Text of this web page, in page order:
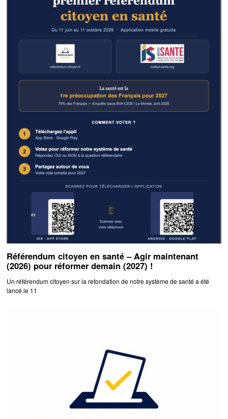
Référendum citoyen en santé – Agir maintenant
(2026) pour réformer demain (2027) !
Un référendum citoyen sur la refondation de notre système de santé a été
lancé le 11